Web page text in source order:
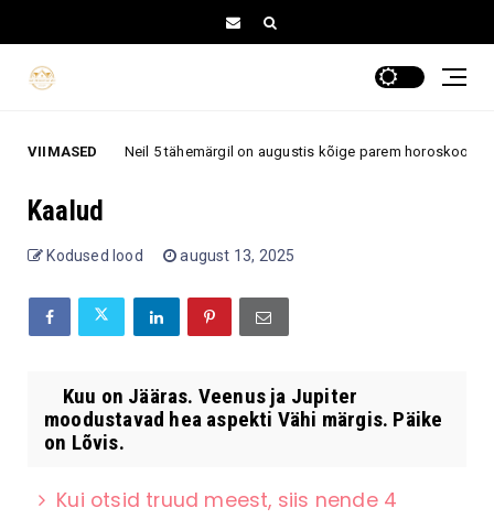
VIIMASED
Armastus Neil 5 tähemärgil on augustis kõige parem horoskoop –
Kaalud
Kodused lood august 13, 2025
Kuu on Jääras. Veenus ja Jupiter
moodustavad hea aspekti Vähi märgis. Päike
on Lõvis.
Kui otsid truud meest, siis nende 4